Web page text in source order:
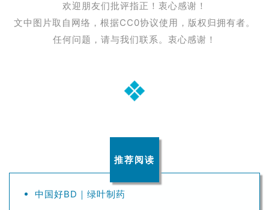
欢迎朋友们批评指正！衷心感谢！
文中图片取自网络，根据CC0协议使用，版权归拥有者。
任何问题，请与我们联系。衷心感谢！
推荐阅读
中国好BD｜绿叶制药